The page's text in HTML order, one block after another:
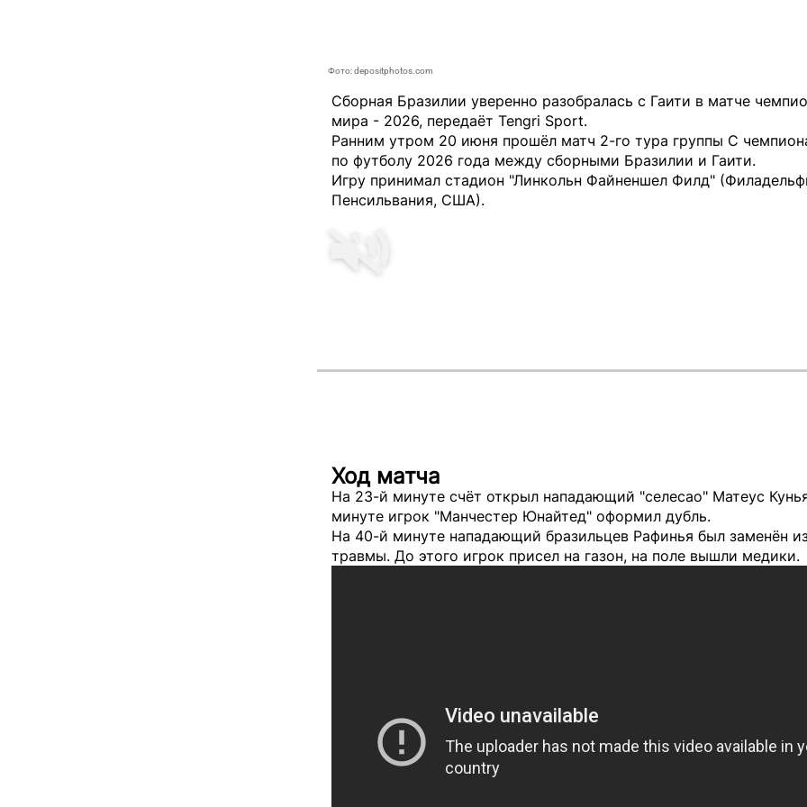
Фото: depositphotos.com
Сборная Бразилии уверенно разобралась с Гаити в матче
мира - 2026, передаёт Tengri Sport.
Ранним утром 20 июня прошёл матч 2-го тура группы С
по футболу 2026 года между сборными Бразилии и Гаити.
Игру принимал стадион "Линкольн Файненшел Филд"
Пенсильвания, США).
Ход матча
На 23-й минуте счёт открыл нападающий "селесао" Матеус
минуте игрок "Манчестер Юнайтед" оформил дубль.
На 40-й минуте нападающий бразильцев Рафинья был заменён
травмы. До этого игрок присел на газон, на поле вышли медики.